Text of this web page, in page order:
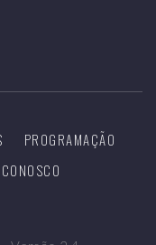
PROGRAMAÇÃO